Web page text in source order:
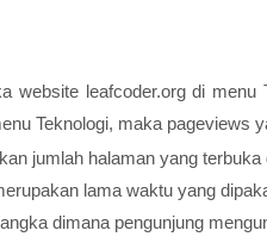
website leafcoder.org di
Teknologi, maka pageviews
jumlah halaman yang
lama waktu yang
dimana pengunjung